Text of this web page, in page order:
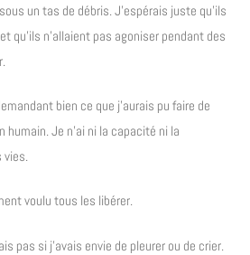
un tas de débris. J’espérais juste qu’ils
qu’ils n’allaient pas agoniser pendant des
bien ce que j’aurais pu faire de
humain. Je n’ai ni la capacité ni la
vies.
voulu tous les libérer.
pas si j’avais envie de pleurer ou de crier.